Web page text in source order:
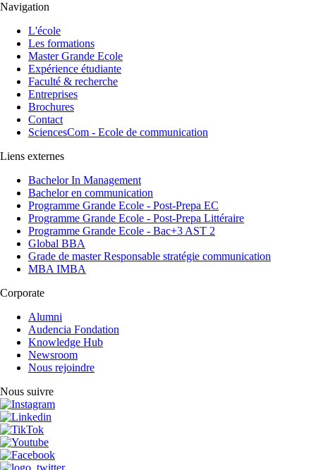
Navigation
L'école
Les formations
Master Grande Ecole
Expérience étudiante
Faculté & recherche
Entreprises
Brochures
Contact
SciencesCom - Ecole de communication
Liens externes
Bachelor In Management
Bachelor en communication
Programme Grande Ecole - Post-Prepa EC
Programme Grande Ecole - Post-Prepa Littéraire
Programme Grande Ecole - Bac+3 AST 2
Global BBA
Grade de master Responsable stratégie communication
MBA IMBA
Corporate
Alumni
Audencia Fondation
Knowledge Hub
Newsroom
Nous rejoindre
Nous suivre